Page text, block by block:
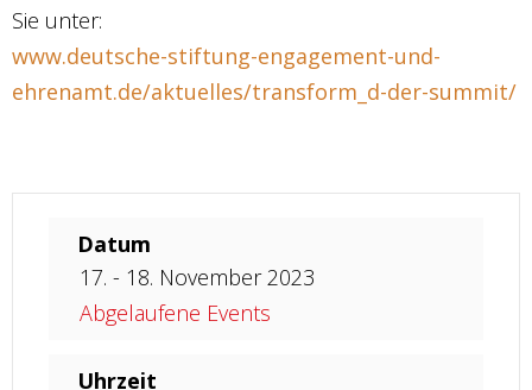
Sie unter:
www.deutsche-stiftung-engagement-und-
ehrenamt.de/aktuelles/transform_d-der-summit/
Datum
17. - 18. November 2023
Abgelaufene Events
Uhrzeit